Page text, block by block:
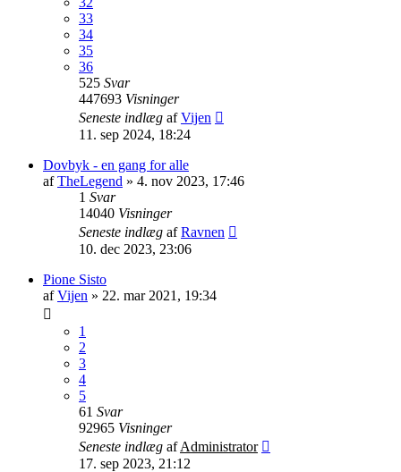
33
34
35
36
525 Svar
447693 Visninger
Seneste indlæg afVijen
11. sep 2024, 18:24
Dovbyk - en gang for alle
afTheLegend » 4. nov 2023, 17:46
1 Svar
14040 Visninger
Seneste indlæg afRavnen
10. dec 2023, 23:06
Pione Sisto
afVijen » 22. mar 2021, 19:34
1
2
3
4
5
61 Svar
92965 Visninger
Seneste indlæg afAdministrator
17. sep 2023, 21:12